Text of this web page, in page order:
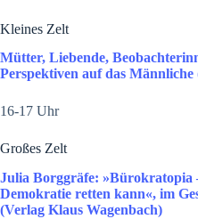
Kleines Zelt
Mütter, Liebende,
Perspektiven auf das
16-17 Uhr
Großes Zelt
Julia Borggräfe: »Bürokratopia
Demokratie retten kann«, im
(Verlag Klaus Wagenbach)